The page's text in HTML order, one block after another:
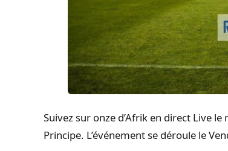
Suivez sur onze d’Afrik en direct Live
Principe. L’événement se déroule le